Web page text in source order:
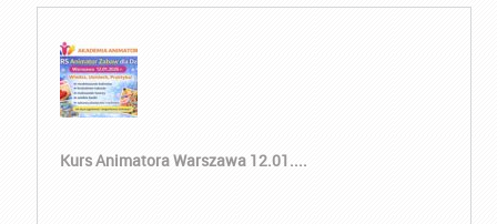
Kurs Animatora Warszawa 12.01....